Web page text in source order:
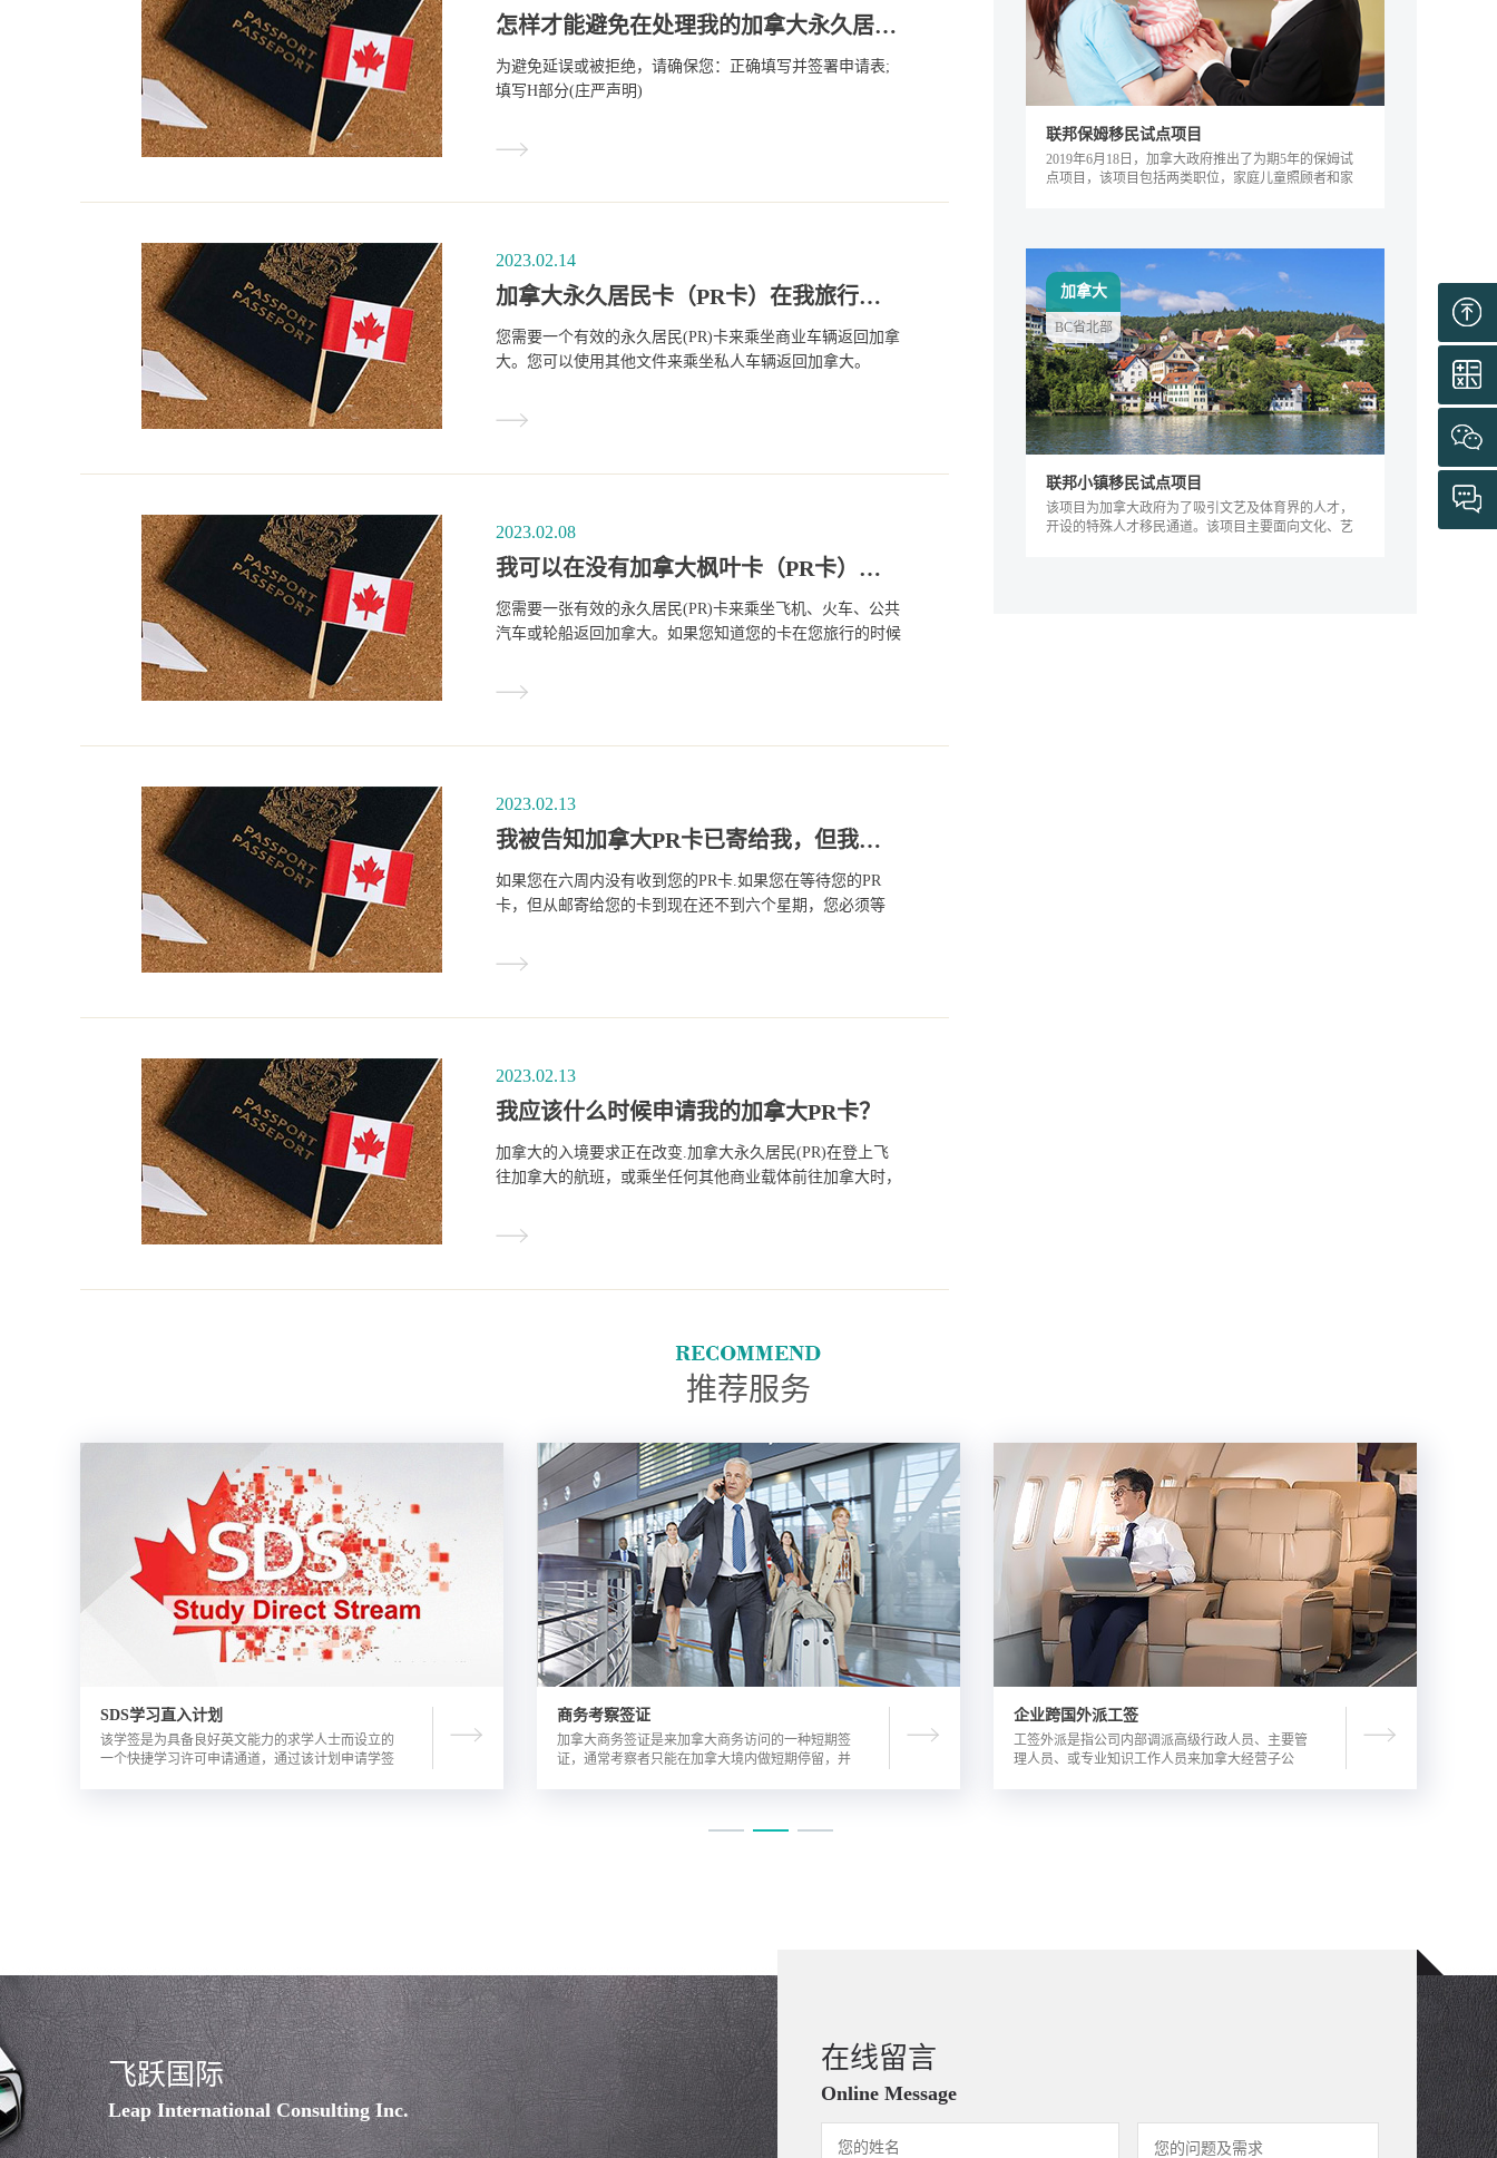
怎样才能避免在处理我的加拿大永久居民卡申请时出现延误或被拒绝？
为避免延误或被拒绝，请确保您：正确填写并签署申请表;
填写H部分(庄严声明)
2023.02.14
加拿大永久居民卡（PR卡）在我旅行前，还没有准备好，怎么办？
您需要一个有效的永久居民(PR)卡来乘坐商业车辆返回加拿
大。您可以使用其他文件来乘坐私人车辆返回加拿大。
2023.02.08
我可以在没有加拿大枫叶卡（PR卡）的情况下，离开在回到加拿大吗？
您需要一张有效的永久居民(PR)卡来乘坐飞机、火车、公共
汽车或轮船返回加拿大。如果您知道您的卡在您旅行的时候
2023.02.13
我被告知加拿大PR卡已寄给我，但我还没有收到。我应该怎么做？？
如果您在六周内没有收到您的PR卡.如果您在等待您的PR
卡，但从邮寄给您的卡到现在还不到六个星期，您必须等
2023.02.13
我应该什么时候申请我的加拿大PR卡？
加拿大的入境要求正在改变.加拿大永久居民(PR)在登上飞
往加拿大的航班，或乘坐任何其他商业载体前往加拿大时，
联邦保姆移民试点项目
2019年6月18日，加拿大政府推出了为期5年的保姆试
点项目，该项目包括两类职位，家庭儿童照顾者和家
联邦小镇移民试点项目
该项目为加拿大政府为了吸引文艺及体育界的人才，
开设的特殊人才移民通道。该项目主要面向文化、艺
加拿大
BC省北部
推荐服务
SDS学习直入计划
该学签是为具备良好英文能力的求学人士而设立的
一个快捷学习许可申请通道，通过该计划申请学签
商务考察签证
加拿大商务签证是来加拿大商务访问的一种短期签
证，通常考察者只能在加拿大境内做短期停留，并
企业跨国外派工签
工签外派是指公司内部调派高级行政人员、主要管
理人员、或专业知识工作人员来加拿大经营子公
飞跃国际
Leap International Consulting Inc.
在线留言
Online Message